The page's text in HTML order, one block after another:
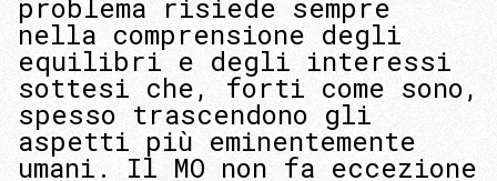
problema risiede sempre
nella comprensione degli
equilibri e degli interessi
sottesi che, forti come sono,
spesso trascendono gli
aspetti più eminentemente
umani. Il MO non fa eccezione